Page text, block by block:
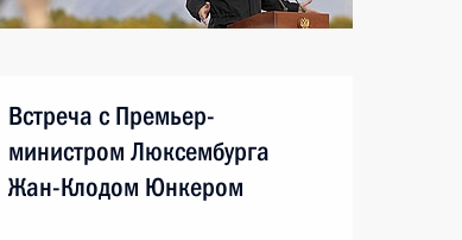
Встреча с Премьер-
министром Люксембурга
Жан-Клодом Юнкером